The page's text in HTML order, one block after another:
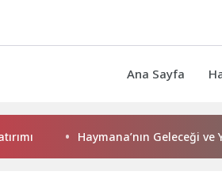
Ana Sayfa
Haymana’nın Geleceği ve